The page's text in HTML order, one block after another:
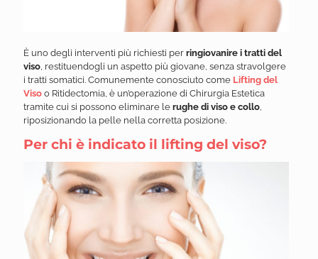
È uno degli interventi più richiesti per ringiovanire i tratti del
viso , restituendogli un aspetto più giovane, senza stravolgere
i tratti somatici. Comunemente conosciuto come Lifting del
Viso o Ritidectomia, è un’operazione di Chirurgia Estetica
tramite cui si possono eliminare le rughe di viso e collo
riposizionando la pelle nella corretta posizione.
Per chi è indicato il lifting del viso?